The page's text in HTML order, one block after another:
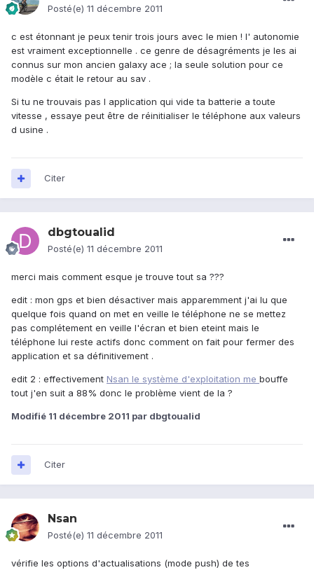
Posté(e) 11 décembre 2011
c est étonnant je peux tenir trois jours avec le mien ! l' autonomie
est vraiment exceptionnelle . ce genre de désagréments je les ai
connus sur mon ancien galaxy ace ; la seule solution pour ce
modèle c était le retour au sav .
Si tu ne trouvais pas l application qui vide ta batterie a toute
vitesse , essaye peut être de réinitialiser le téléphone aux valeurs
d usine .
Citer
dbgtoualid
Posté(e) 11 décembre 2011
merci mais comment esque je trouve tout sa ???
edit : mon gps et bien désactiver mais apparemment j'ai lu que
quelque fois quand on met en veille le téléphone ne se mettez
pas complétement en veille l'écran et bien eteint mais le
téléphone lui reste actifs donc comment on fait pour fermer des
application et sa définitivement .
edit 2 : effectivement Nsan le système d'exploitation me bouffe
tout j'en suit a 88% donc le problème vient de la ?
Modifié 11 décembre 2011 par dbgtoualid
Citer
Nsan
Posté(e) 11 décembre 2011
vérifie les options d'actualisations (mode push) de tes